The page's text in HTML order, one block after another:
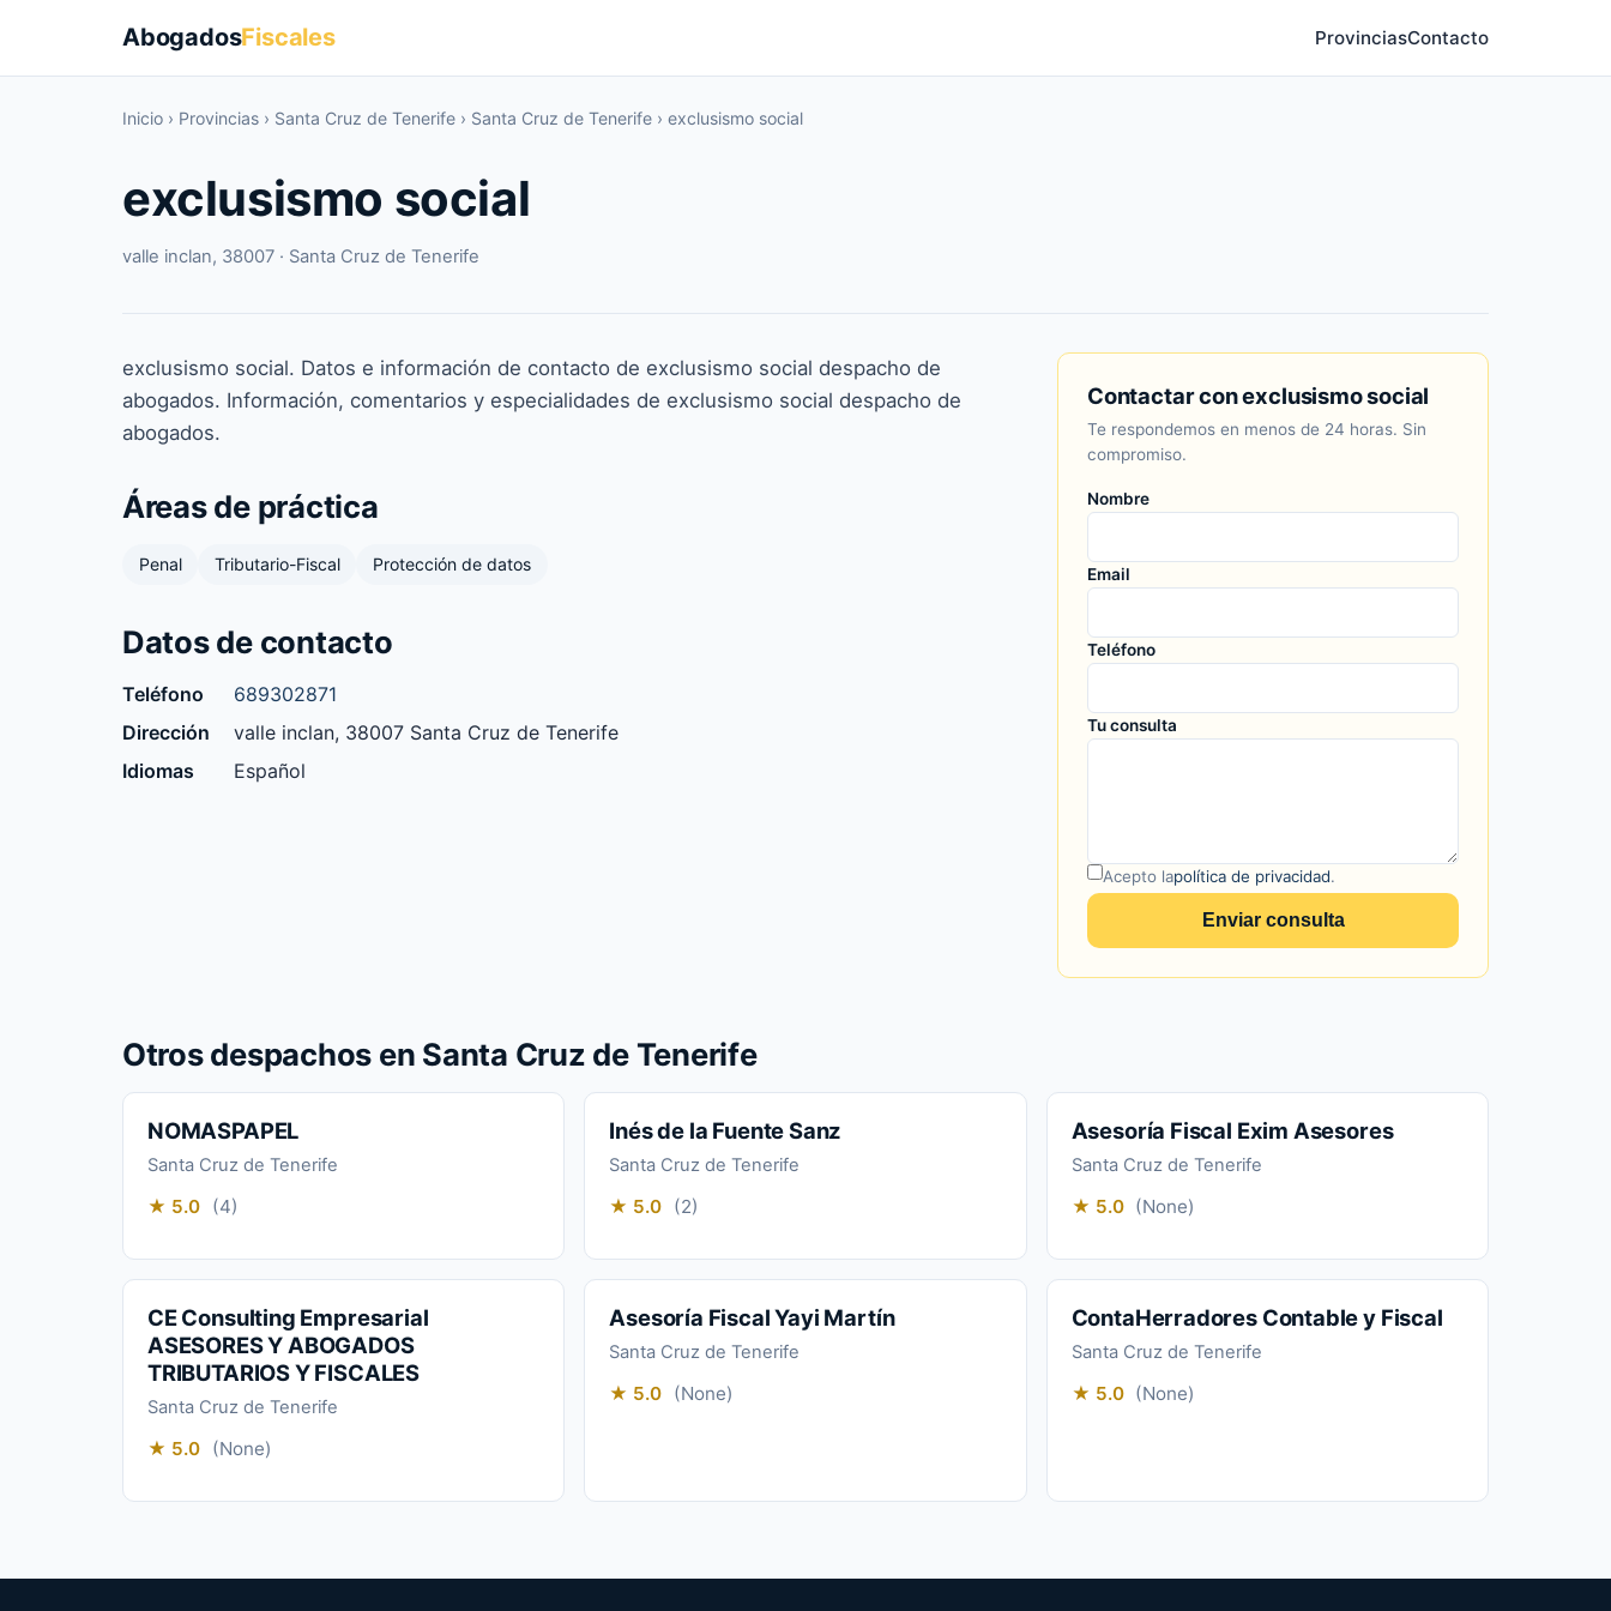
AbogadosFiscales ProvinciasContacto
Inicio › Provincias › Santa Cruz de Tenerife › Santa Cruz de Tenerife › exclusismo social
exclusismo social
valle inclan, 38007 · Santa Cruz de Tenerife
exclusismo social. Datos e información de contacto de exclusismo social despacho de
abogados. Información, comentarios y especialidades de exclusismo social despacho de
abogados.
Áreas de práctica
Penal Tributario-Fiscal Protección de datos
Datos de contacto
Teléfono
689302871
Dirección
valle inclan, 38007 Santa Cruz de Tenerife
Idiomas
Español
Contactar con exclusismo social
Te respondemos en menos de 24 horas. Sin
compromiso.
Nombre
Email
Teléfono
Tu consulta
Acepto lapolítica de privacidad.
Enviar consulta
Otros despachos en Santa Cruz de Tenerife
NOMASPAPEL
Santa Cruz de Tenerife
★ 5.0 (4)
Inés de la Fuente Sanz
Santa Cruz de Tenerife
★ 5.0 (2)
Asesoría Fiscal Exim Asesores
Santa Cruz de Tenerife
★ 5.0 (None)
CE Consulting Empresarial
ASESORES Y ABOGADOS
TRIBUTARIOS Y FISCALES
Santa Cruz de Tenerife
★ 5.0 (None)
Asesoría Fiscal Yayi Martín
Santa Cruz de Tenerife
★ 5.0 (None)
ContaHerradores Contable y Fiscal
Santa Cruz de Tenerife
★ 5.0 (None)